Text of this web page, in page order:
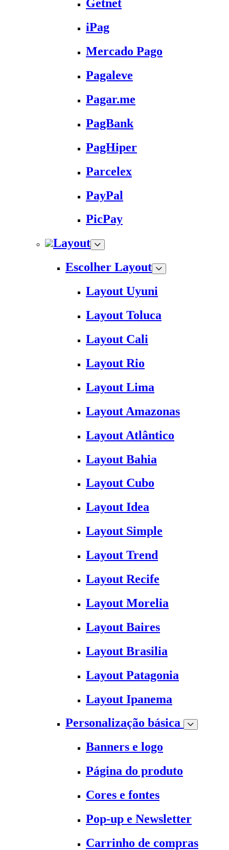
Getnet
iPag
Mercado Pago
Pagaleve
Pagar.me
PagBank
PagHiper
Parcelex
PayPal
PicPay
Layout
Escolher Layout
Layout Uyuni
Layout Toluca
Layout Cali
Layout Rio
Layout Lima
Layout Amazonas
Layout Atlântico
Layout Bahia
Layout Cubo
Layout Idea
Layout Simple
Layout Trend
Layout Recife
Layout Morelia
Layout Baires
Layout Brasilia
Layout Patagonia
Layout Ipanema
Personalização básica
Banners e logo
Página do produto
Cores e fontes
Pop-up e Newsletter
Carrinho de compras